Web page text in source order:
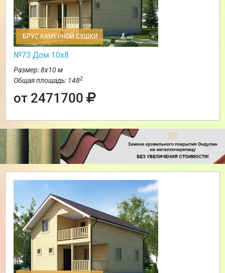
БРУС КАМЕРНОЙ СУШКИ
№73 Дом 10х8
Размер: 8х10 м
Общая площадь: 1482
от 2471700